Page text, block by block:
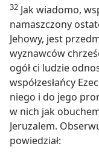
32 Jak wiadomo,
namaszczony
Jehowy, jest
wyznawców
ogół ci ludzie
współzesłańcy
niego i do jego
w nich jak
Jeruzalem.
powiedział: